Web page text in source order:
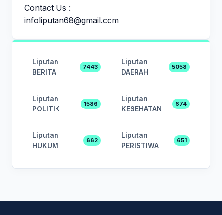
Contact Us :
infoliputan68@gmail.com
Liputan
BERITA
7443
Liputan
DAERAH
5058
Liputan
POLITIK
1586
Liputan
KESEHATAN
674
Liputan
HUKUM
662
Liputan
PERISTIWA
651